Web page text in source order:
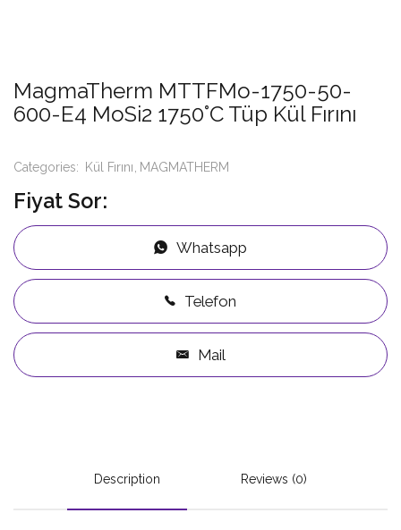
MagmaTherm MTTFMo-1750-50-
600-E4 MoSi2 1750°C Tüp Kül Fırını
Categories: Kül Fırını MAGMATHERM
Fiyat Sor:
Whatsapp
Telefon
Mail
Description Reviews (0)